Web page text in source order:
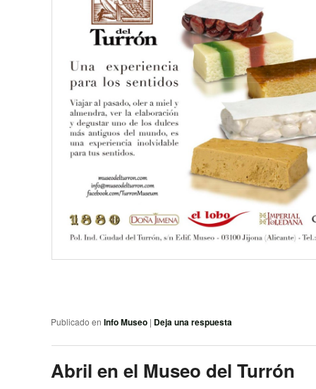
Publicado en Info Museo | Deja una respuesta
Abril en el Museo del Turrón